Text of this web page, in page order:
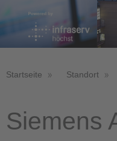
Startseite Standort
Siemens